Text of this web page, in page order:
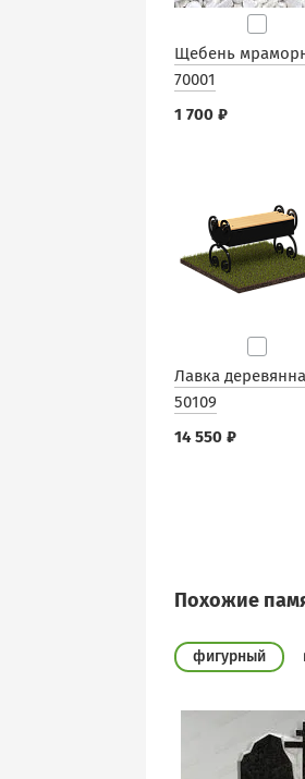
Щебень
70001
1 700 ₽
Лавка
50109
14 550 ₽
Похожие
фигурный